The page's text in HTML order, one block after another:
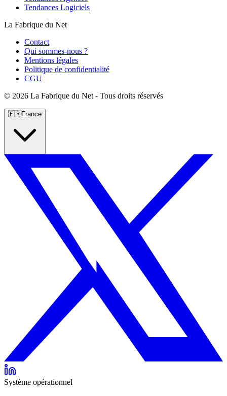
Tendances Logiciels
La Fabrique du Net
Contact
Qui sommes-nous ?
Mentions légales
Politique de confidentialité
CGU
© 2026 La Fabrique du Net - Tous droits réservés
🇫🇷France
Système opérationnel